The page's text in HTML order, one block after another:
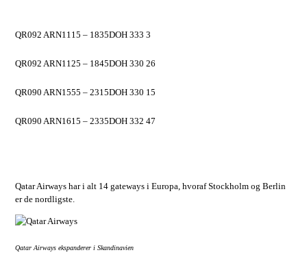
QR092 ARN1115 – 1835DOH 333 3
QR092 ARN1125 – 1845DOH 330 26
QR090 ARN1555 – 2315DOH 330 15
QR090 ARN1615 – 2335DOH 332 47
Qatar Airways har i alt 14 gateways i Europa, hvoraf Stockholm og Berlin
er de nordligste.
Qatar Airways ekspanderer i Skandinavien